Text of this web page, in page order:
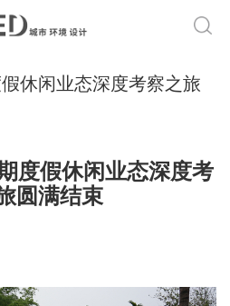
休闲业态深度考察之旅
度假休闲业态深度考
圆满结束